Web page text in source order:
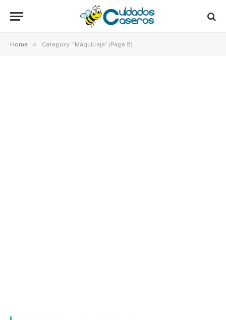
Home » Category: "Maquillaje" (Page 5)